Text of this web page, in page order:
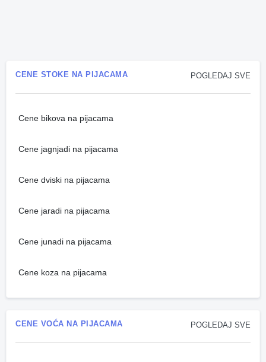
POGLEDAJ SVE
CENE STOKE NA PIJACAMA
Cene bikova na pijacama
Cene jagnjadi na pijacama
Cene dviski na pijacama
Cene jaradi na pijacama
Cene junadi na pijacama
Cene koza na pijacama
POGLEDAJ SVE
CENE VOĆA NA PIJACAMA